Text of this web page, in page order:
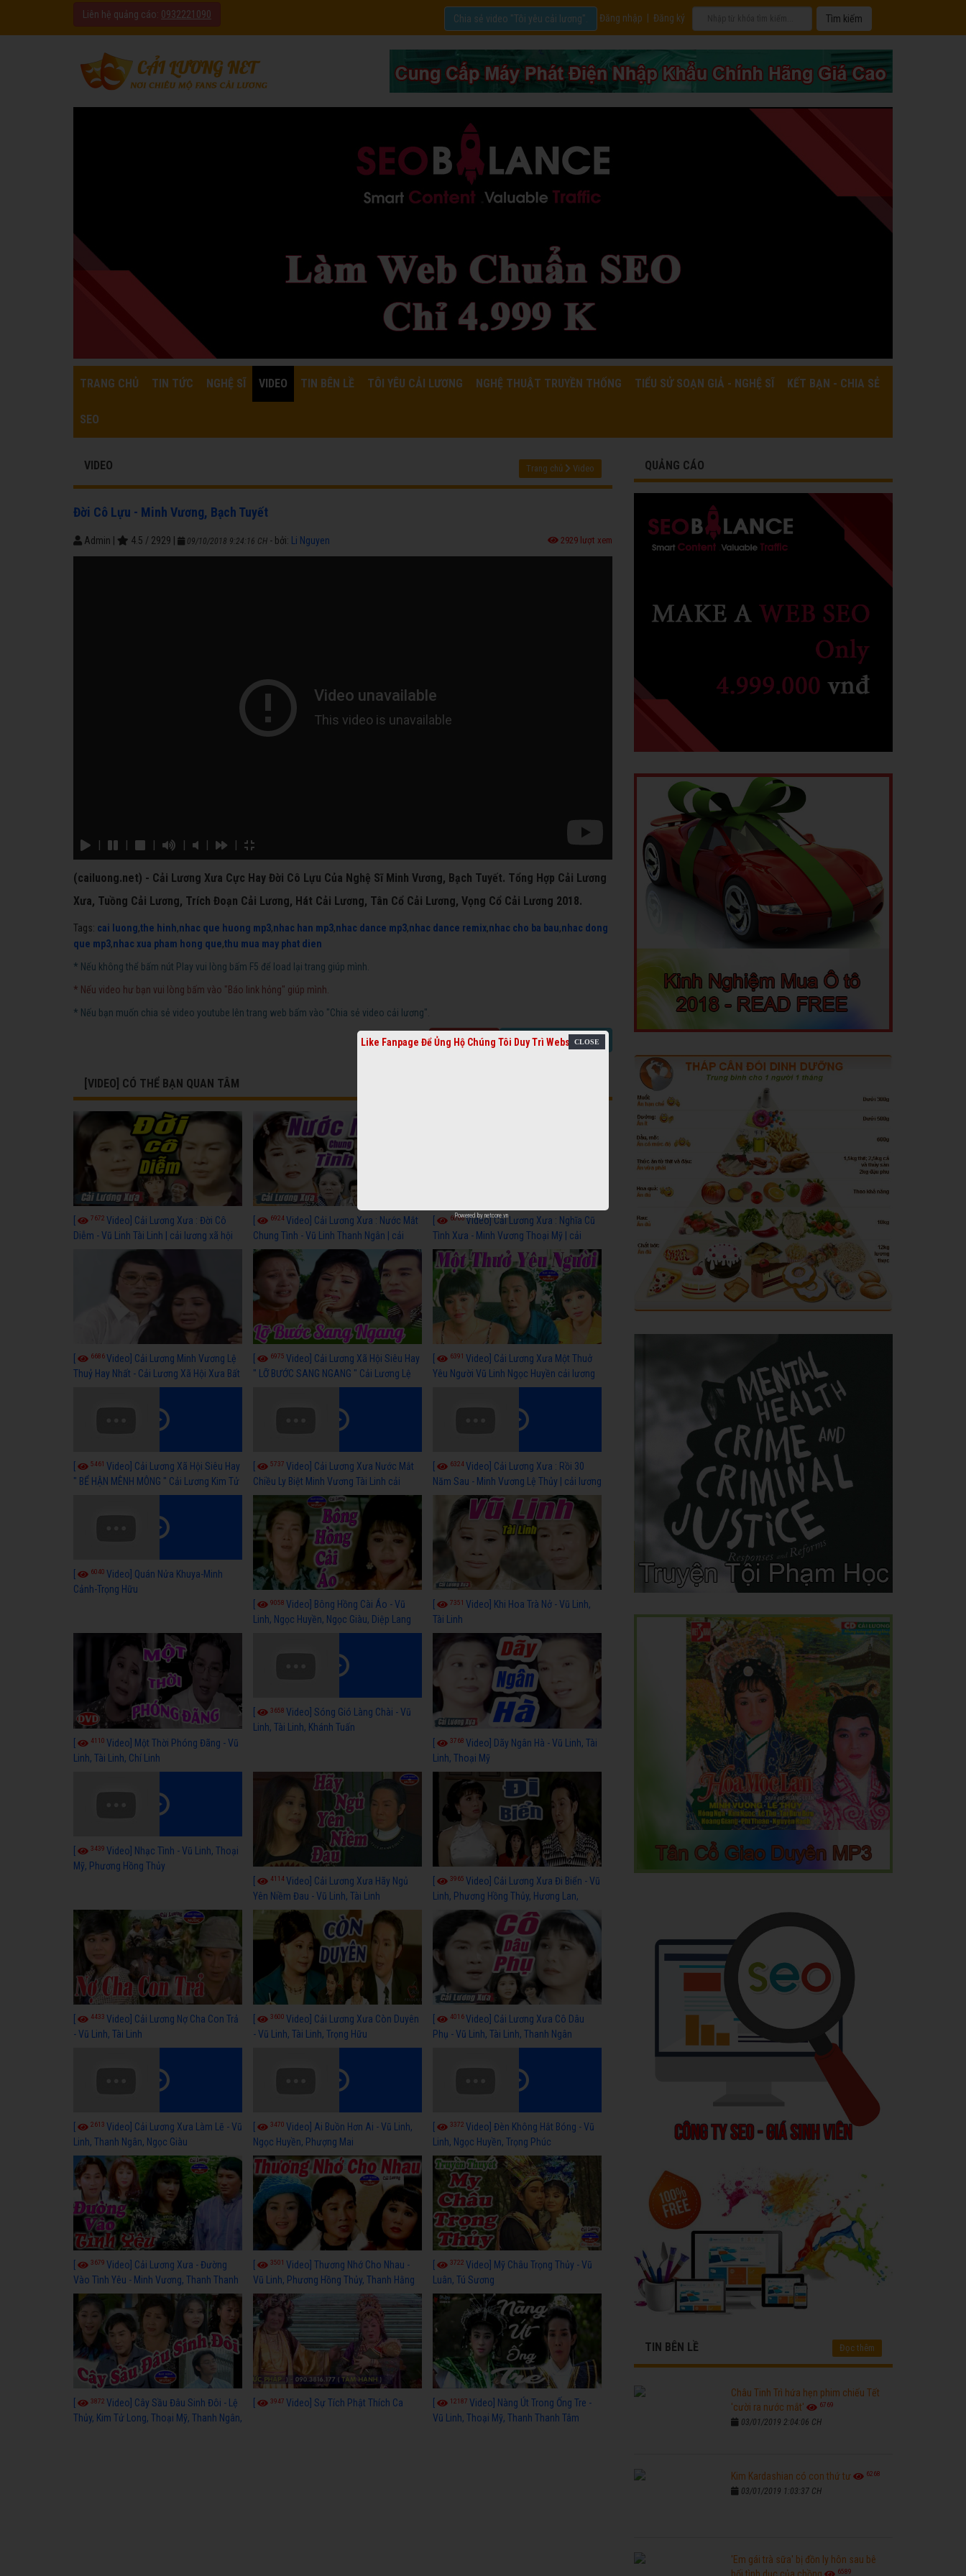
Liên hệ quảng cáo: 0932221090 Đăng nhập Đăng ký
Chia sẻ video "Tôi yêu cải lương".
TRANG CHỦ TIN TỨC NGHỆ SĨ VIDEO TIN BÊN LỀ TÔI YÊU CẢI LƯƠNG NGHỆ THUẬT TRUYỀN THỐNG TIỂU SỬ SOẠN GIẢ - NGHỆ SĨ KẾT BẠN - CHIA SẺ
SEO
VIDEO Trang chủ Video
Đời Cô Lựu - Minh Vương, Bạch Tuyết
Admin 4.5 / 2929 09/10/2018 9:24:16 CH - bởi: Li Nguyen 2929 lượt xem
| | | | | |
(cailuong.net) - Cải Lương Xưa Cực Hay Đời Cô Lựu Của Nghệ Sĩ Minh Vương, Bạch Tuyết. Tổng Hợp Cải Lương
Xưa, Tuồng Cải Lương, Trích Đoạn Cải Lương, Hát Cải Lương, Tân Cổ Cải Lương, Vọng Cổ Cải Lương 2018.
Tags: cai luong,the hinh,nhac que huong mp3,nhac han mp3,nhac dance mp3,nhac dance remix,nhac cho ba bau,nhac dong
que mp3,nhac xua pham hong que,thu mua may phat dien
* Nếu không thể bấm nút Play vui lòng bấm F5 để load lại trang giúp mình.
* Nếu video hư bạn vui lòng bấm vào "Báo link hỏng" giúp mình.
* Nếu bạn muốn chia sẻ video youtube lên trang web bấm vào "Chia sẻ video cải lương".
Báo link chết Chia sẻ video cải lương
[VIDEO] CÓ THỂ BẠN QUAN TÂM
7672 Video] Cải Lương Xưa : Đời Cô
Diễm - Vũ Linh Tài Linh | cải lương xã hội
6924Video] Cải Lương Xưa : Nước Mắt
Chung Tình - Vũ Linh Thanh Ngân | cải
lương xã hội hay nhất
6066Video] Cải Lương Xưa : Nghĩa Cũ
Tình Xưa - Minh Vương Thoại Mỹ | cải
lương xã hội hay nhất
6686Video] Cải Lương Minh Vương Lệ
Thuỷ Hay Nhất - Cải Lương Xã Hội Xưa Bất
6975 Video] Cải Lương Xã Hội Siêu Hay
" LỠ BƯỚC SANG NGANG " Cải Lương Lệ
Thuỷ, Thanh Tuấn, Hồng Nga
6391 Video] Cải Lương Xưa Một Thuở
Yêu Người Vũ Linh Ngọc Huyền cải lương
5461 Video] Cải Lương Xã Hội Siêu Hay
" BỂ HẬN MÊNH MÔNG " Cải Lương Kim Tử
Long, Thanh Ngân Hay Nhất
5737 Video] Cải Lương Xưa Nước Mắt
Chiều Ly Biệt Minh Vương Tài Linh cải
lương xã hội hay nhất
6324Video] Cải Lương Xưa : Rồi 30
Năm Sau - Minh Vương Lệ Thủy | cải lương
xã hội hay nhất
6040 Video] Quán Nửa Khuya-Minh
Cảnh-Trọng Hữu
9058 Video] Bông Hồng Cài Áo - Vũ
Linh, Ngọc Huyền, Ngọc Giàu, Diệp Lang
7351 Video] Khi Hoa Trà Nở - Vũ Linh,
Tài Linh
4110 Video] Một Thời Phóng Đãng - Vũ
Linh, Tài Linh, Chí Linh
3658 Video] Sóng Gió Làng Chài - Vũ
Linh, Tài Linh, Khánh Tuấn
3768 Video] Dãy Ngân Hà - Vũ Linh, Tài
Linh, Thoại Mỹ
3439 Video] Nhạc Tình - Vũ Linh, Thoại
Mỹ, Phương Hồng Thủy
4114Video] Cải Lương Xưa Hãy Ngủ
Yên Niềm Đau - Vũ Linh, Tài Linh
3965 Video] Cải Lương Xưa Đi Biển - Vũ
Linh, Phương Hồng Thủy, Hương Lan,
Thanh Hằng
4433 Video] Cải Lương Nợ Cha Con Trả
- Vũ Linh, Tài Linh
3600 Video] Cải Lương Xưa Còn Duyên
- Vũ Linh, Tài Linh, Trọng Hữu
4016Video] Cải Lương Xưa Cô Dâu
Phụ - Vũ Linh, Tài Linh, Thanh Ngân
2613 Video] Cải Lương Xưa Làm Lẽ - Vũ
Linh, Thanh Ngân, Ngọc Giàu
3470 Video] Ai Buồn Hơn Ai - Vũ Linh,
Ngọc Huyền, Phượng Mai
3372 Video] Đèn Không Hắt Bóng - Vũ
Linh, Ngọc Huyền, Trọng Phúc
3679 Video] Cải Lương Xưa - Đường
Vào Tình Yêu - Minh Vương, Thanh Thanh
Tâm, Kim Tử Long, Thoại Mỹ, Thanh Ngân
3501 Video] Thương Nhớ Cho Nhau -
Vũ Linh, Phương Hồng Thủy, Thanh Hằng
3722 Video] Mỹ Châu Trọng Thủy - Vũ
Luân, Tú Sương
3872 Video] Cây Sầu Đâu Sinh Đôi - Lệ
Thủy, Kim Tử Long, Thoại Mỹ, Thanh Ngân,
3947 Video] Sự Tích Phật Thích Ca 12187 Video] Nàng Út Trong Ống Tre -
Vũ Linh, Thoại Mỹ, Thanh Thanh Tâm
QUẢNG CÁO
TIN BÊN LỀ Đọc thêm
Châu Tinh Trì hứa hẹn phim chiếu Tết
'cười ra nước mắt'
6769
03/01/2019 2:04:06 CH
Kim Kardashian có con thứ tư 6268
03/01/2019 1:03:37 CH
'Em gái trà sữa' bị đồn ly hôn sau bê
6589
Like Fanpage Để Ủng Hộ Chúng Tôi Duy Trì Website
Powered by netcore.vn